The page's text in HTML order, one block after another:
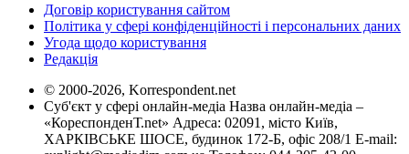
Договір користування сайтом
Політика у сфері конфіденційності і персональних даних
Угода щодо користування
Редакція
© 2000-2026, Korrespondent.net
Суб'єкт у сфері онлайн-медіа Назва онлайн-медіа –
«КореспонденТ.net» Адреса: 02091, місто Київ,
ХАРКІВСЬКЕ ШОСЕ, будинок 172-Б, офіс 208/1 E-mail: